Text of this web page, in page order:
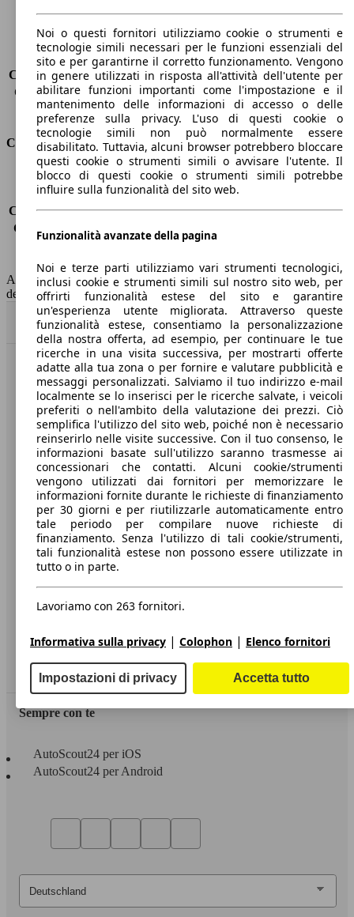
Sedili
2
Carico sul tetto
-
Capacità di traino (senza freni) -
Capacità di traino (con freni)
-
Volume del bagagliaio
290 l
Consumi
Emissioni di CO2*
135 g/km (komb.)
Consumo (urbano)
7.5 l/100km
Consumo (extra-urbano) 5.5 l/100km
Consumo (combinato)*
5.9 l/100km
Capacità del serbatoio
52 l
AutoScout24 non si assume alcuna responsabilità per la correttezza
dei dati.
Torna su
Benvenuti su AutoScout24, il mercato auto europeo.
Società
A proposito di AutoScout24
Stampa
Media
Condizioni generali
Informazioni
Privacy
Dichiarazione di Accessibilità
Servizi
Area rivenditori
Sempre con te
AutoScout24 per iOS
AutoScout24 per Android
Noi o questi fornitori utilizziamo cookie o strumenti e
tecnologie simili necessari per le funzioni essenziali del
sito e per garantirne il corretto funzionamento. Vengono
in genere utilizzati in risposta all'attività dell'utente per
abilitare funzioni importanti come l'impostazione e il
mantenimento delle informazioni di accesso o delle
preferenze sulla privacy. L'uso di questi cookie o
tecnologie simili non può normalmente essere
disabilitato. Tuttavia, alcuni browser potrebbero bloccare
questi cookie o strumenti simili o avvisare l'utente. Il
blocco di questi cookie o strumenti simili potrebbe
influire sulla funzionalità del sito web.
Funzionalità avanzate della pagina
Noi e terze parti utilizziamo vari strumenti tecnologici,
inclusi cookie e strumenti simili sul nostro sito web, per
offrirti funzionalità estese del sito e garantire
un'esperienza utente migliorata. Attraverso queste
funzionalità estese, consentiamo la personalizzazione
della nostra offerta, ad esempio, per continuare le tue
ricerche in una visita successiva, per mostrarti offerte
adatte alla tua zona o per fornire e valutare pubblicità e
messaggi personalizzati. Salviamo il tuo indirizzo e-mail
localmente se lo inserisci per le ricerche salvate, i veicoli
preferiti o nell'ambito della valutazione dei prezzi. Ciò
semplifica l'utilizzo del sito web, poiché non è necessario
reinserirlo nelle visite successive. Con il tuo consenso, le
informazioni basate sull'utilizzo saranno trasmesse ai
concessionari che contatti. Alcuni cookie/strumenti
vengono utilizzati dai fornitori per memorizzare le
informazioni fornite durante le richieste di finanziamento
per 30 giorni e per riutilizzarle automaticamente entro
tale periodo per compilare nuove richieste di
finanziamento. Senza l'utilizzo di tali cookie/strumenti,
tali funzionalità estese non possono essere utilizzate in
tutto o in parte.
Lavoriamo con 263 fornitori.
Informativa sulla privacy | Colophon | Elenco fornitori
Impostazioni di privacy Accetta tutto